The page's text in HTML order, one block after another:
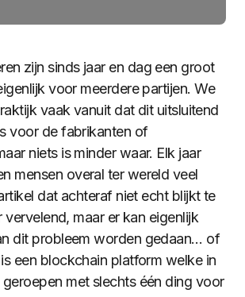
zijn sinds jaar en dag een groot
voor meerdere partijen. We
vaak vanuit dat dit uitsluitend
voor de fabrikanten of
niets is minder waar. Elk jaar
mensen overal ter wereld veel
dat achteraf niet echt blijkt te
vervelend, maar er kan eigenlijk
dit probleem worden gedaan… of
een blockchain platform welke in
met slechts één ding voor